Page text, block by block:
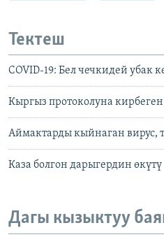
Тектеш
COVID-19: Бел чечкидей убак
Кыргыз протоколуна
Аймактарды кыйнаган вирус,
Каза болгон дарыгердин өкүтү
Дагы кызыктуу